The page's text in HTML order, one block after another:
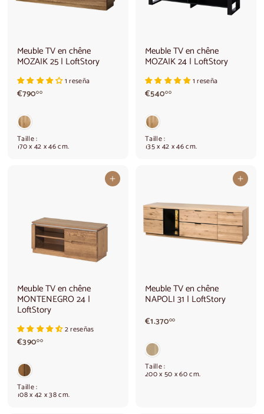
Meuble TV en chêne
MOZAIK 25 | LoftStory
1 reseña
€79000€
0
Taille :
170 x 42 x 46 cm.
Meuble TV en chêne
MOZAIK 24 | LoftStory
1 reseña
€54000€
0
Taille :
135 x 42 x 46 cm.
Ajouter au panier
Meuble TV en chêne
MONTENEGRO 24 |
LoftStory
2 reseñas
€39000€
0
Taille :
108 x 42 x 38 cm.
Ajouter au panier
Meuble TV en chêne
NAPOLI 31 | LoftStory
€1.37000€
0
Taille :
200 x 50 x 60 cm.